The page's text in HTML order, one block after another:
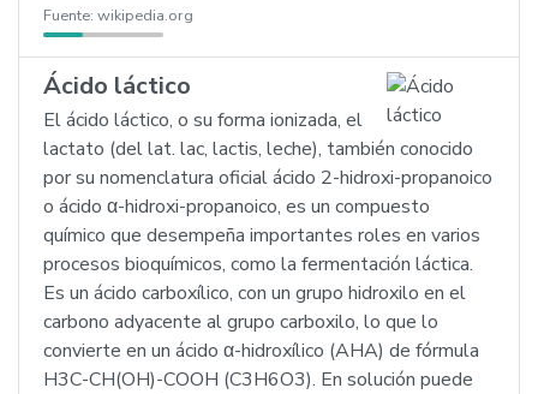
Fuente: wikipedia.org
Ácido láctico
El ácido láctico, o su forma ionizada, el
lactato (del lat. lac, lactis, leche), también conocido
por su nomenclatura oficial ácido 2-hidroxi-propanoico
o ácido α-hidroxi-propanoico, es un compuesto
químico que desempeña importantes roles en varios
procesos bioquímicos, como la fermentación láctica.
Es un ácido carboxílico, con un grupo hidroxilo en el
carbono adyacente al grupo carboxilo, lo que lo
convierte en un ácido α-hidroxílico (AHA) de fórmula
H3C-CH(OH)-COOH (C3H6O3). En solución puede